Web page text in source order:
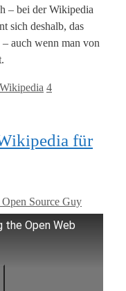
– bei der Wikipedia
sich deshalb, das
– auch wenn man von
Wikipedia 4
für
Source Guy
the Open Web